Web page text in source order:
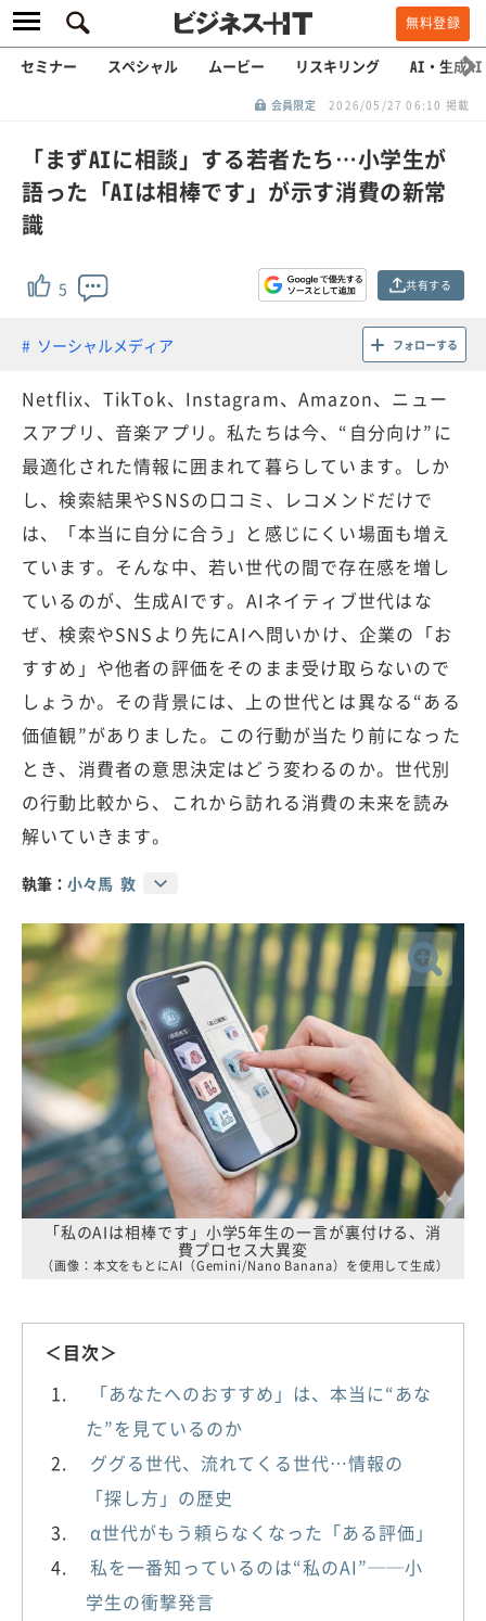
無料登録
セミナー スペシャル ムービー リスキリング AI・生成AI
会員限定 2026/05/27 06:10 掲載
「まずAIに相談」する若者たち…小学生が
語った「AIは相棒です」が示す消費の新常
識
5 共有する
ソーシャルメディア フォローする
Netflix、TikTok、Instagram、Amazon、ニュー
スアプリ、音楽アプリ。私たちは今、“自分向け”に
最適化された情報に囲まれて暮らしています。しか
し、検索結果やSNSの口コミ、レコメンドだけで
は、「本当に自分に合う」と感じにくい場面も増え
ています。そんな中、若い世代の間で存在感を増し
ているのが、生成AIです。AIネイティブ世代はな
ぜ、検索やSNSより先にAIへ問いかけ、企業の「お
すすめ」や他者の評価をそのまま受け取らないので
しょうか。その背景には、上の世代とは異なる“ある
価値観”がありました。この行動が当たり前になった
とき、消費者の意思決定はどう変わるのか。世代別
の行動比較から、これから訪れる消費の未来を読み
解いていきます。
執筆： 小々馬 敦
「私のAIは相棒です」小学5年生の一言が裏付ける、消
費プロセス大異変
（画像：本文をもとにAI（Gemini/Nano Banana）を使用して生成）
＜目次＞
「あなたへのおすすめ」は、本当に“あな
た”を見ているのか
ググる世代、流れてくる世代…情報の
「探し方」の歴史
α世代がもう頼らなくなった「ある評価」
私を一番知っているのは“私のAI”──小
学生の衝撃発言